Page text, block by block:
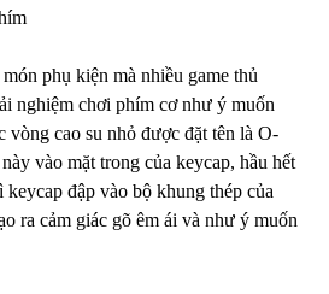
phụ kiện mà nhiều game thủ
nghiệm chơi phím cơ như ý muốn
vòng cao su nhỏ được đặt tên là O-
vào mặt trong của keycap, hầu hết
đập vào bộ khung thép của
ra cảm giác gõ êm ái và như ý muốn